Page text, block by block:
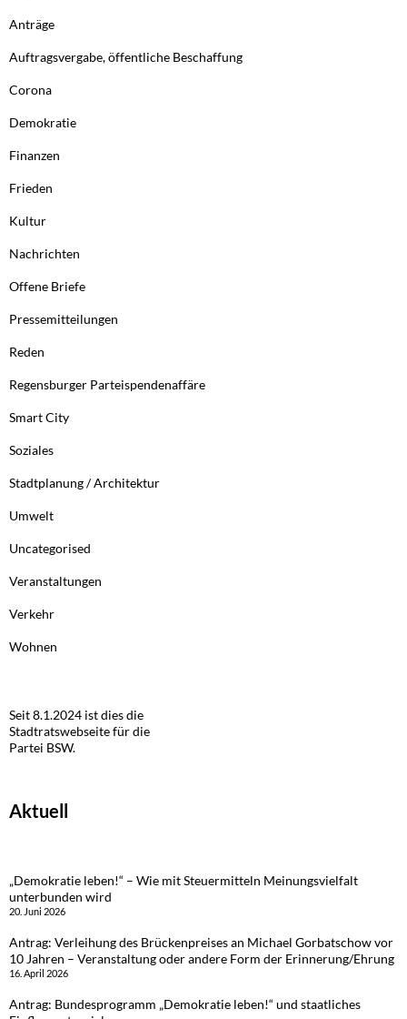
Anträge
Auftragsvergabe, öffentliche Beschaffung
Corona
Demokratie
Finanzen
Frieden
Kultur
Nachrichten
Offene Briefe
Pressemitteilungen
Reden
Regensburger Parteispendenaffäre
Smart City
Soziales
Stadtplanung / Architektur
Umwelt
Uncategorised
Veranstaltungen
Verkehr
Wohnen
Seit 8.1.2024 ist dies die
Stadtratswebseite für die
Partei BSW.
Aktuell
„Demokratie leben!“ – Wie mit Steuermitteln Meinungsvielfalt
unterbunden wird
20. Juni 2026
Antrag: Verleihung des Brückenpreises an Michael Gorbatschow vor
10 Jahren – Veranstaltung oder andere Form der Erinnerung/Ehrung
16. April 2026
Antrag: Bundesprogramm „Demokratie leben!“ und staatliches